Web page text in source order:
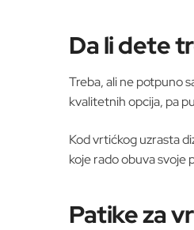
Da li dete
Treba, ali ne potpuno
kvalitetnih opcija, pa
Kod vrtićkog uzrasta
koje rado obuva svoje
Patike za